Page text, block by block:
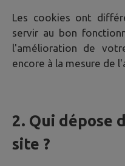
Les cookies ont
servir au bon
l'amélioration de
encore à la mesure de
2. Qui dépose
site ?